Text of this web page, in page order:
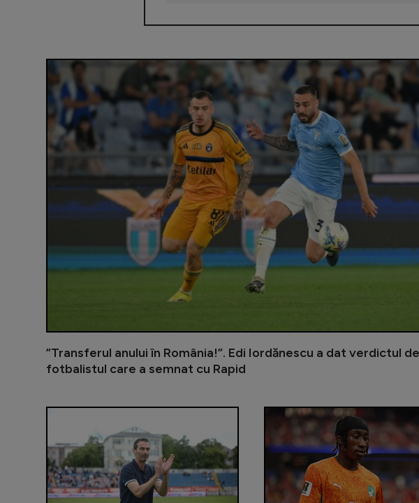
”Transferul anului în România!”. Edi Iordănescu a dat verdictul
fotbalistul care a semnat cu Rapid